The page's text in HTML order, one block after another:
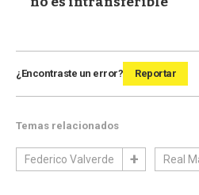
¿Encontraste un error? Reportar
Temas relacionados
Federico Valverde Real